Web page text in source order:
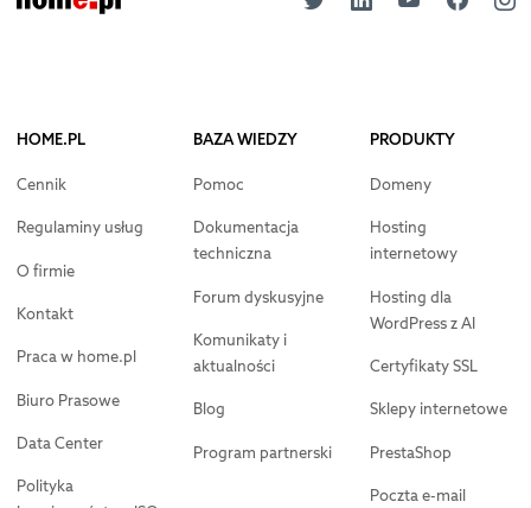
HOME.PL
Cennik
Regulaminy usług
O firmie
Kontakt
Praca w home.pl
Biuro Prasowe
Data Center
Polityka
BAZA WIEDZY
Pomoc
Dokumentacja
techniczna
Forum dyskusyjne
Komunikaty i
aktualności
Blog
Program partnerski
PRODUKTY
Domeny
Hosting
internetowy
Hosting dla
WordPress z AI
Certyfikaty SSL
Sklepy internetowe
PrestaShop
Poczta e-mail